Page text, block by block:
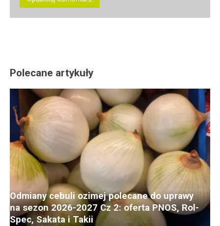
Polecane artykuły
Odmiany cebuli ozimej polecane do uprawy
na sezon 2026-2027 Cz 2: oferta PNOS, Rol-
Spec, Sakata i Takii